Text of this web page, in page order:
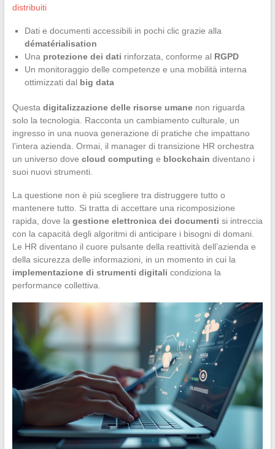
distribuiti
Dati e documenti accessibili in pochi clic grazie alla
dématérialisation
Una protezione dei dati rinforzata, conforme al RGPD
Un monitoraggio delle competenze e una mobilità interna
ottimizzati dal big data
Questa digitalizzazione delle risorse umanenon riguarda
solo la tecnologia. Racconta un cambiamento culturale, un
ingresso in una nuova generazione di pratiche che impattano
l’intera azienda. Ormai, il manager di transizione HR orchestra
un universo dove cloud computing e blockchain diventano i
suoi nuovi strumenti.
La questione non è più scegliere tra distruggere tutto o
mantenere tutto. Si tratta di accettare una ricomposizione
rapida, dove la gestione elettronica dei documenti si intreccia
con la capacità degli algoritmi di anticipare i bisogni di domani.
Le HR diventano il cuore pulsante della reattività dell’azienda e
della sicurezza delle informazioni, in un momento in cui la
implementazione di strumenti digitali condiziona la
performance collettiva.